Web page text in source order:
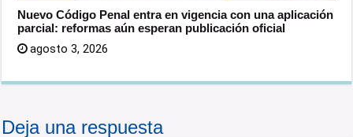
Nuevo Código Penal entra en vigencia con una aplicación
parcial: reformas aún esperan publicación oficial
agosto 3, 2026
Deja una respuesta